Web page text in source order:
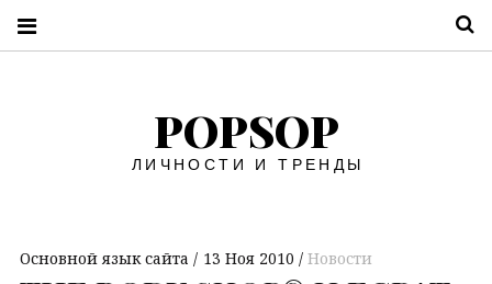
POPSOP
ЛИЧНОСТИ И ТРЕНДЫ
Основной язык сайта 13 Ноя 2010 Новости